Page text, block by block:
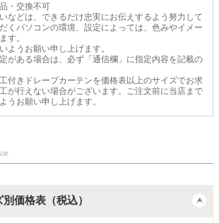
・交換不可
などは、できるだけ忠実にお伝えするよう努力して
くパソコンの環境、設定によっては、色みやイメー
す。
ようお願い申し上げます。
がある場合は、必ず「通信欄」に指定内容を記載の
付きドレープカーテンを価格表以上のサイズでお求
が行えない場合がございます。ご注文前に当店まで
うお願い申し上げます。
価格表（税込）